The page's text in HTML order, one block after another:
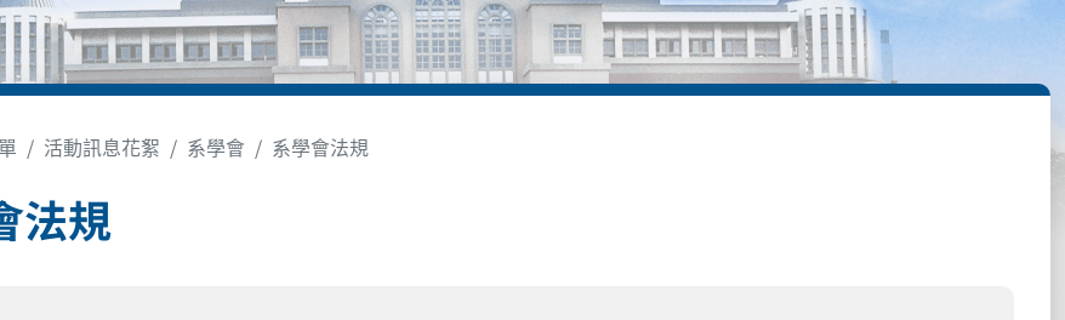
活動訊息花絮 系學會 系學會法規
法規